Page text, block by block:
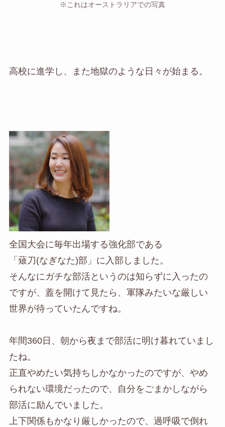
※これはオーストラリアでの写真
高校に進学し、また地獄のような日々が始まる。
全国大会に毎年出場する強化部である
「薙刀(なぎなた)部」に入部しました。
そんなにガチな部活というのは知らずに入ったの
ですが、蓋を開けて見たら、 軍隊みたいな厳しい
世界が待っていたんですね。
年間360日、朝から夜まで部活に明け暮れていまし
たね。
正直やめたい気持ちしかなかったのですが、やめ
られない環境だったので、自分をごまかしながら
部活に励んでいました。
上下関係もかなり厳しかったので、過呼吸で倒れ